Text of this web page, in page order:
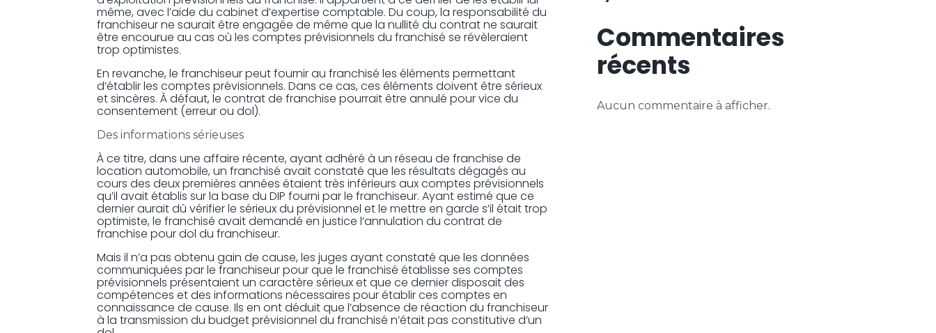
même, avec l’aide du cabinet d’expertise comptable. Du coup, la responsabilité du
franchiseur ne saurait être engagée de même que la nullité du contrat ne saurait
être encourue au cas où les comptes prévisionnels du franchisé se révèleraient
trop optimistes.
En revanche, le franchiseur peut fournir au franchisé les éléments permettant
d’établir les comptes prévisionnels. Dans ce cas, ces éléments doivent être sérieux
et sincères. À défaut, le contrat de franchise pourrait être annulé pour vice du
consentement (erreur ou dol).
Des informations sérieuses
À ce titre, dans une affaire récente, ayant adhéré à un réseau de franchise de
location automobile, un franchisé avait constaté que les résultats dégagés au
cours des deux premières années étaient très inférieurs aux comptes prévisionnels
qu’il avait établis sur la base du DIP fourni par le franchiseur. Ayant estimé que ce
dernier aurait dû vérifier le sérieux du prévisionnel et le mettre en garde s’il était trop
optimiste, le franchisé avait demandé en justice l’annulation du contrat de
franchise pour dol du franchiseur.
Mais il n’a pas obtenu gain de cause, les juges ayant constaté que les données
communiquées par le franchiseur pour que le franchisé établisse ses comptes
prévisionnels présentaient un caractère sérieux et que ce dernier disposait des
compétences et des informations nécessaires pour établir ces comptes en
connaissance de cause. Ils en ont déduit que l’absence de réaction du franchiseur
à la transmission du budget prévisionnel du franchisé n’était pas constitutive d’un
Commentaires
récents
Aucun commentaire à afficher.